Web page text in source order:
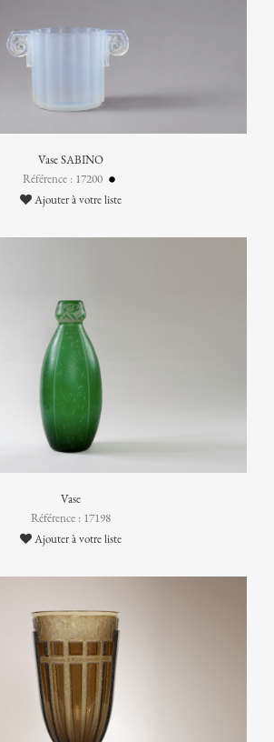
Vase SABINO
Référence : 17200
Ajouter à votre liste
Vase
Référence : 17198
Ajouter à votre liste